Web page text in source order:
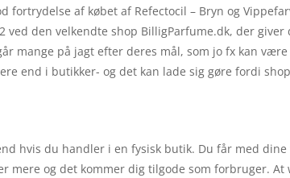
af købet af Refectocil – Bryn og
ved den velkendte shop BilligParfume.dk, der giver
mange på jagt efter deres mål, som jo fx kan være
end i butikker- og det kan lade sig gøre fordi
hvis du handler i en fysisk butik. Du får med dine
og det kommer dig tilgode som forbruger. At